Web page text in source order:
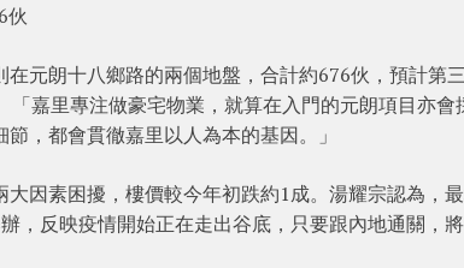
伙
在元朗十八鄉路的兩個地盤，合計約676伙，預計第
「嘉里專注做豪宅物業，就算在入門的元朗項目亦
，都會貫徹嘉里以人為本的基因。」
因素困擾，樓價較今年初跌約1成。湯耀宗認為，
，反映疫情開始正在走出谷底，只要跟內地通關，將